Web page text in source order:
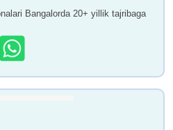
Bangalorda 20+ yillik tajribaga